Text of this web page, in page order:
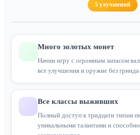
5 улучшений
Много золотых монет
Начни игру с огромным запасом
все улучшения и оружие без гринда
Все классы выживших
Полный доступ к тридцати типам
уникальными талантами и